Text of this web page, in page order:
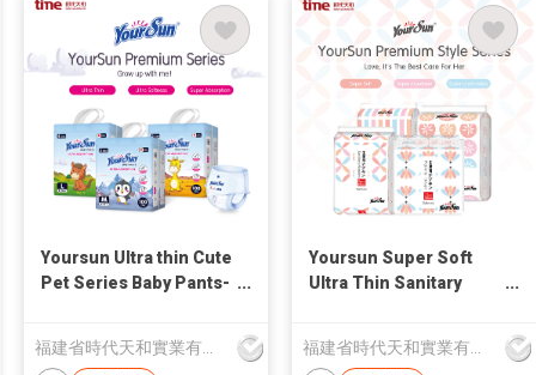
Yoursun Ultra thin Cute
Pet Series Baby Pants-
Yoursun Super Soft
Ultra Thin Sanitary